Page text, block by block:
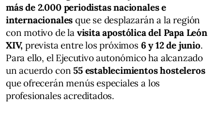
más de 2.000 periodistas nacionales e
internacionales que se desplazarán a la región
con motivo de la visita apostólica del Papa León
XIV, prevista entre los próximos 6 y 12 de junio.
Para ello, el Ejecutivo autonómico ha alcanzado
un acuerdo con55 establecimientos hosteleros
que ofrecerán menús especiales a los
profesionales acreditados.